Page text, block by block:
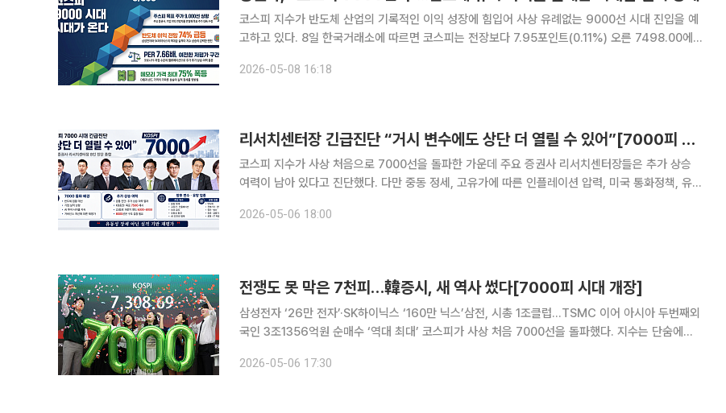
코스피 지수가 반도체 산업의 기록적인 이익 성장에 힘입어 사상 유례없는 9000선 시대 진입을 예
고하고 있다. 8일 한국거래소에 따르면 코스피는 전장보다 7.95포인트(0.11%) 오른 7498.00에
30.61% 올라 6500선을 돌파했다. 이제 코스피
2026-05-08 16:18
리서치센터장 긴급진단 “거시 변수에도 상단 더 열릴 수 있어”[7000피 시대 개장]
코스피 지수가 사상 처음으로 7000선을 돌파한 가운데 주요 증권사 리서치센터장들은 추가 상승
여력이 남아 있다고 진단했다. 다만 중동 정세, 고유가에 따른 인플레이션 압력, 미국 통화정책, 유동
증권, NH투자증권, 하나증권, 미래에셋증권, KB증권, 신
2026-05-06 18:00
전쟁도 못 막은 7천피…韓증시, 새 역사 썼다[7000피 시대 개장]
삼성전자 ‘26만 전자’·SK하이닉스 ‘160만 닉스’삼전, 시총 1조클럽...TSMC 이어 아시아 두번째외
국인 3조1356억원 순매수 ‘역대 최대’ 코스피가 사상 처음 7000선을 돌파했다. 지수는 단숨에
가 부담이 낮아졌고, 미국 반도체주 급등과 AI
2026-05-06 17:30